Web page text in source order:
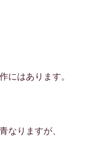
にはあります。
なりますが、